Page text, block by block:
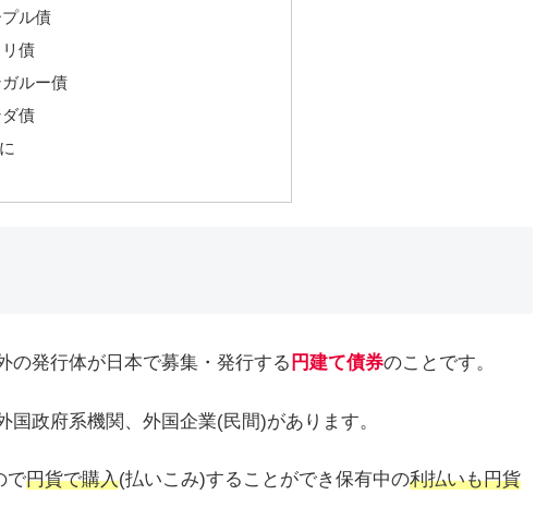
プル債
債
ガルー債
債
の発行体が日本で募集・発行する 円建て債券のことです。
政府系機関、外国企業(民間)があります。
で円貨で購入(払いこみ)することができ保有中の利払いも円貨